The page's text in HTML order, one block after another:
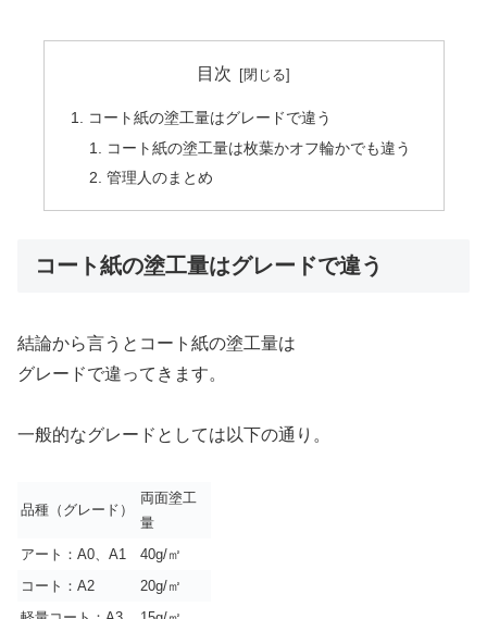
目次
コート紙の塗工量はグレードで違う
コート紙の塗工量は枚葉かオフ輪かでも違う
管理人のまとめ
コート紙の塗工量はグレードで違う
結論から言うとコート紙の塗工量は
グレードで違ってきます。
一般的なグレードとしては以下の通り。
品種（グレード）
両面塗工
量
アート：A0、A1
40g/㎡
コート：A2
20g/㎡